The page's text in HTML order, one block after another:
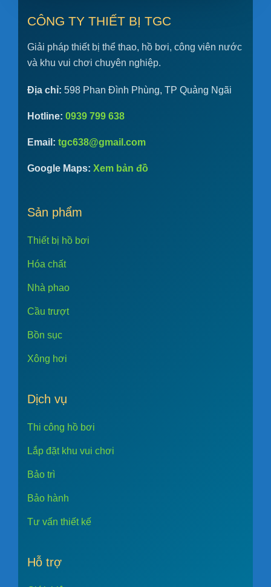
CÔNG TY THIẾT BỊ TGC
Giải pháp thiết bị thể thao, hồ bơi, công viên nước
và khu vui chơi chuyên nghiệp.
Địa chỉ: 598 Phan Đình Phùng, TP Quảng Ngãi
Hotline: 0939 799 638
Email: tgc638@gmail.com
Google Maps: Xem bản đồ
Sản phẩm
Thiết bị hồ bơi
Hóa chất
Nhà phao
Cầu trượt
Bồn sục
Xông hơi
Dịch vụ
Thi công hồ bơi
Lắp đặt khu vui chơi
Bảo trì
Bảo hành
Tư vấn thiết kế
Hỗ trợ